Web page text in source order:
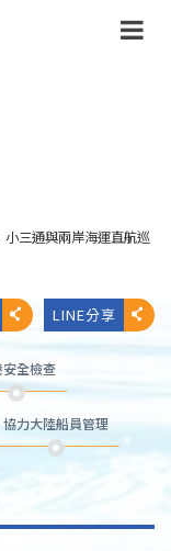
小三通與兩岸海運直航巡
LINE分享
安全檢查
協力大陸船員管理